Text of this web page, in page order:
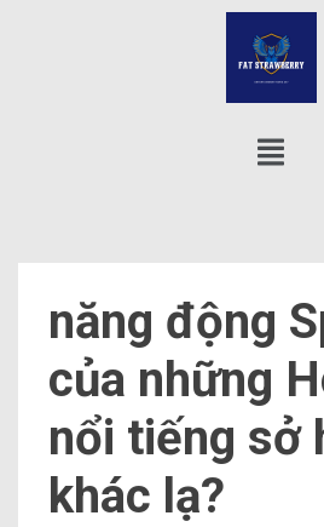
năng động
của những
nổi tiếng sở
khác lạ?